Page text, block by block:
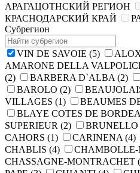
АРАГАЦОТНСКИЙ РЕГИОН
КРАСНОДАРСКИЙ КРАЙ
Субрегион
VIN DE SAVOIE (5)
AMARONE DELLA
(2)
BARBERA D`ALBA (2)
BAROLO (2)
VILLAGES (1) BEAUMES
BLAYE COTES DE
SUPERIEUR (2)
CAHORS (1) CARINENA (4)
CHABLIS (4)
CHASSAGNE-MONTRACHET